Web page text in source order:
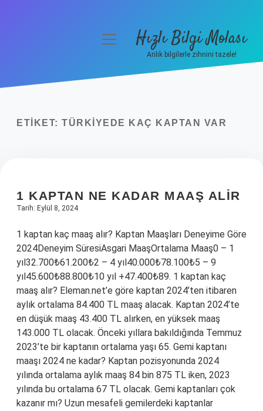
Yasal Uyarı
menüyüHızlı Bilgi Molası
Anlık bilgilerle zihnini tazele!
ETIKET: TÜRKIYEDE KAÇ KAPTAN VAR
1 KAPTAN NE KADAR MAAŞ ALIR
Tarih: Eylül 8, 2024
1 kaptan kaç maaş alır? Kaptan Maaşları Deneyime Göre
2024Deneyim SüresiAsgari MaaşOrtalama Maaş0 – 1
yıl32.700₺61.200₺2 – 4 yıl40.000₺78.100₺5 – 9
yıl45.600₺88.800₺10 yıl +47.400₺89. 1 kaptan kaç
maaş alır? Eleman.net’e göre kaptan 2024’ten itibaren
aylık ortalama 84.400 TL maaş alacak. Kaptan 2024’te
en düşük maaş 43.400 TL alırken, en yüksek maaş
143.000 TL olacak. Önceki yıllara bakıldığında Temmuz
2023’te bir kaptanın ortalama yaşı 65. Gemi kaptanı
maaşı 2024 ne kadar? Kaptan pozisyonunda 2024
yılında ortalama aylık maaş 84 bin 875 TL iken, 2023
yılında bu ortalama 67 TL olacak. Gemi kaptanları çok
kazanır mı? Uzun mesafeli gemilerdeki kaptanlar